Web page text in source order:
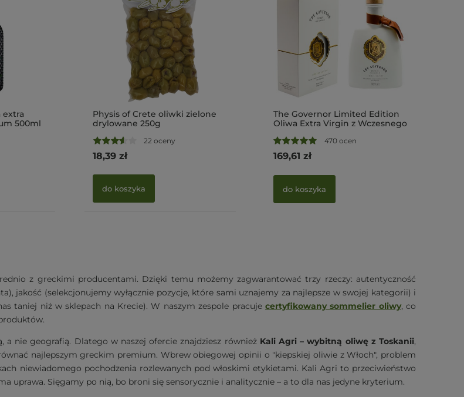
extra
500ml
Physis of Crete oliwki zielone
drylowane 250g
22 oceny
18,39 zł
do koszyka
The Governor Limited Edition
Oliwa Extra Virgin z Wczesnego
Suma 1316 mg/kg , Index D1 875
mg/kg)
470 ocen
169,61 zł
do koszyka
z greckimi producentami. Dzięki temu możemy zagwarantować trzy rzeczy: autentyczność
jakość (selekcjonujemy wyłącznie pozycje, które sami uznajemy za najlepsze w swojej kategorii) i
taniej niż w sklepach na Krecie). W naszym zespole pracuje certyfikowany sommelier oliwy, co
nie geografią. Dlatego w naszej ofercie znajdziesz również Kali Agri – wybitną oliwę z Toskanii,
najlepszym greckim premium. Wbrew obiegowej opinii o "kiepskiej oliwie z Włoch", problem
niewiadomego pochodzenia rozlewanych pod włoskimi etykietami. Kali Agri to przeciwieństwo
uprawa. Sięgamy po nią, bo broni się sensorycznie i analitycznie – a to dla nas jedyne kryterium.